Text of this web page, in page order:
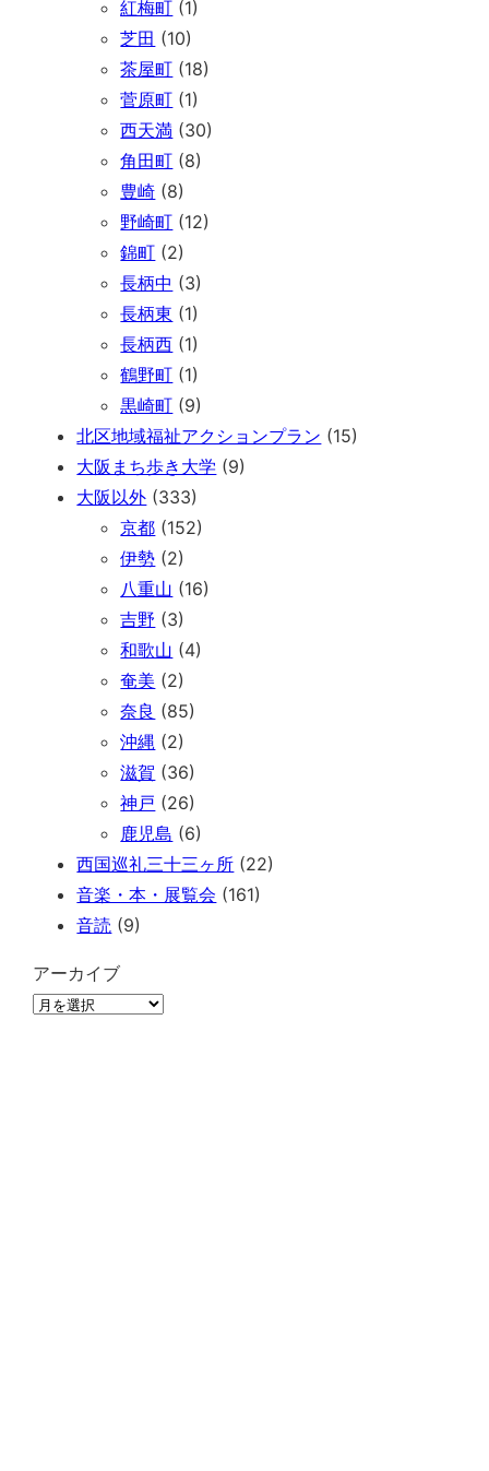
紅梅町 (1)
芝田 (10)
茶屋町 (18)
菅原町 (1)
西天満 (30)
角田町 (8)
豊崎 (8)
野崎町 (12)
錦町 (2)
長柄中 (3)
長柄東 (1)
長柄西 (1)
鶴野町 (1)
黒崎町 (9)
北区地域福祉アクションプラン (15)
大阪まち歩き大学 (9)
大阪以外 (333)
京都 (152)
伊勢 (2)
八重山 (16)
吉野 (3)
和歌山 (4)
奄美 (2)
奈良 (85)
沖縄 (2)
滋賀 (36)
神戸 (26)
鹿児島 (6)
西国巡礼三十三ヶ所 (22)
音楽・本・展覧会 (161)
音読 (9)
アーカイブ